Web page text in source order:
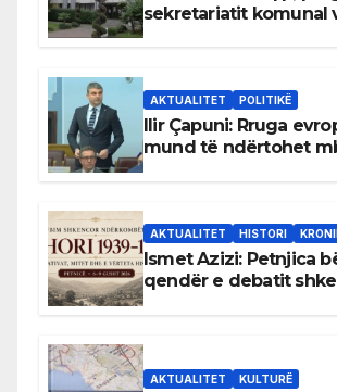
sekretariatit komunal
AKTUALITET POLITIKË
Ilir Çapuni: Rruga
mund të ndërtohet
AKTUALITET HISTORI
Ismet Azizi: Petnjica
qendër e debatit
AKTUALITET KULTURË